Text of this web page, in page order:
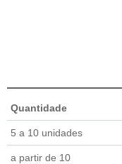
Quantidade
5 a 10 unidades
a partir de 10